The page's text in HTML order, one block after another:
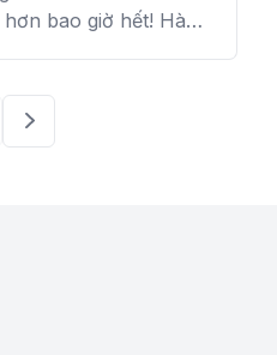
bao giờ hết! Hàng
Bức tranh đô thị